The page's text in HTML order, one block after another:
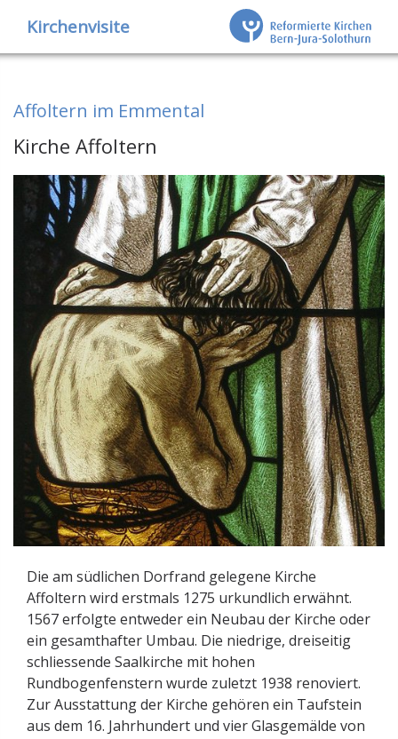
Kirchenvisite
Affoltern im Emmental
Kirche Affoltern
Die am südlichen Dorfrand gelegene Kirche
Affoltern wird erstmals 1275 urkundlich erwähnt.
1567 erfolgte entweder ein Neubau der Kirche oder
ein gesamthafter Umbau. Die niedrige, dreiseitig
schliessende Saalkirche mit hohen
Rundbogenfenstern wurde zuletzt 1938 renoviert.
Zur Ausstattung der Kirche gehören ein Taufstein
aus dem 16. Jahrhundert und vier Glasgemälde von